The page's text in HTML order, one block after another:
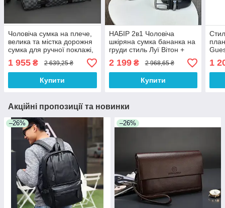
Чоловіча сумка на плече,
велика та містка дорожня
сумка для ручної поклажі,
відділ для взуття
1 955 ₴ 2 639,25 ₴
Купити
НАБІР 2в1 Чоловіча
шкіряна сумка бананка на
груди стиль Луї Вітон +
чоловічий шкіряний
ремінь-стиль Louis Vuitton
2 199₴ 2 968,65 ₴
Купити
1
Акційні пропозиції та новинки
–26% –26%